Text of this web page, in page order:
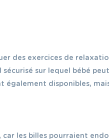
des exercices de
sur lequel bébé
également disponibles,
les billes pourraient